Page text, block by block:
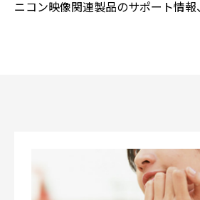
ニコン映像関連製品のサポート情